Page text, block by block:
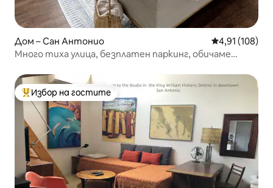
Дом – Сан Антонио Средна
4,91 (108)
Много тиха улица, безплатен паркинг, обичаме
Най-популярен избор на гостите
Избор на гостите